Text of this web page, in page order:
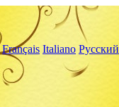
Français Italiano Русский